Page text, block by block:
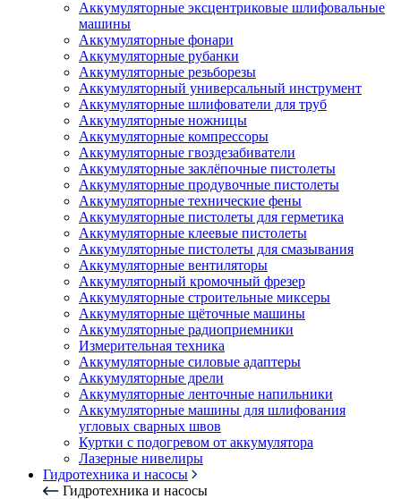
Аккумуляторные эксцентриковые шлифовальные
машины
Аккумуляторные фонари
Аккумуляторные рубанки
Аккумуляторные резьборезы
Аккумуляторный универсальный инструмент
Аккумуляторные шлифователи для труб
Аккумуляторные ножницы
Аккумуляторные компрессоры
Аккумуляторные гвоздезабиватели
Аккумуляторные заклёпочные пистолеты
Аккумуляторные продувочные пистолеты
Аккумуляторные технические фены
Аккумуляторные пистолеты для герметика
Аккумуляторные клеевые пистолеты
Аккумуляторные пистолеты для смазывания
Аккумуляторные вентиляторы
Аккумуляторный кромочный фрезер
Аккумуляторные строительные миксеры
Аккумуляторные щёточные машины
Аккумуляторные радиоприемники
Измерительная техника
Аккумуляторные силовые адаптеры
Аккумуляторные дрели
Аккумуляторные ленточные напильники
Аккумуляторные машины для шлифования
угловых сварных швов
Куртки с подогревом от аккумулятора
Лазерные нивелиры
Гидротехника и насосы
Гидротехника и насосы